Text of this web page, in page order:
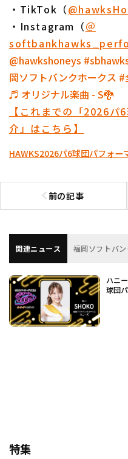
・TikTok（
・Instagram（＠
@hawkshoneys
岡ソフトバンクホークス #
♬ オリジナル楽曲 - S🐉
【これまでの「2026パ
介」はこちら】
HAWKS2026パ6球団パフォー
前の記事
前の記事へ
関連ニュース 福岡ソフトバン
ハニ
球団
特集